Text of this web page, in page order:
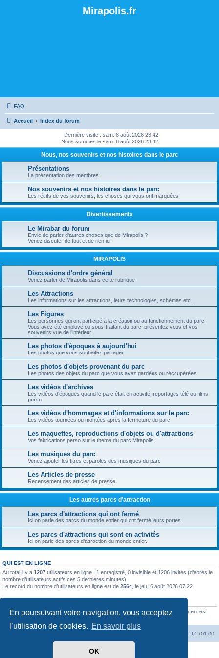
En poursuivant votre navigation, vous acceptez
l’utilisation de cookies. En savoir plus
OK
Mirapolis.fr
FAQ
Accueil Index du forum
Dernière visite : sam. 8 août 2026 23:42
Nous sommes le sam. 8 août 2026 23:42
Nous, nos souvenirs et nos histoires dans le parc
Présentations
La présentation des membres
Nos souvenirs et nos histoires dans le parc
Les récits de vos souvenirs, les choses qui vous ont marquées
Divertissements
Le Mirabar du forum
Envie de parler d'autres choses que de Mirapolis ?
Venez discuter de tout et de rien ici.
MIRAPOLIS
Discussions d'ordre général
Venez parler de Mirapolis dans cette rubrique
Les Attractions
Les informations sur les attractions, leurs technologies, schémas etc...
Les Figures
Les personnes qui ont participé à la création ou au fonctionnement du parc.
Vous avez été employé ou sous-traitant du parc, présentez vous et vos
souvenirs vue de l’intérieur.
Les photos d'époques à aujourd'hui
Les photos que vous souhaitez partager
Les photos d'objets provenant du parc
Les photos des objets du parc que vous avez gardées ou réccupérées
Les vidéos d'archives
Les vidéos d'époques quand le parc était en activité, reportages télé ou films
perso
Les vidéos d'hommages et d'informations sur le parc
Les vidéos tournées ou montées après la fermeture du parc
Les maquettes, reproductions d'objets ou d'attractions
Vos fabrications perso sur le thème du parc Mirapolis
Les musiques du parc
Venez ajouter les titres et paroles des musiques du parc
Les Articles de presse
Recensement des articles de presse.
Les autres parcs d'attraction
Les parcs d'attractions qui ont fermé
Ici on parle des parcs du monde entier qui ont fermé leurs portes
Les parcs d'attractions qui sont en activités
Ici on parle des parcs d'attraction du monde entier.
QUI EST EN LIGNE
Au total il y a 1207 utilisateurs en ligne : 1 enregistré, 0 invisible et 1206 invités (d’après le
nombre d’utilisateurs actifs ces 5 dernières minutes)
Le record du nombre d’utilisateurs en ligne est de 2564 , le jeu. 6 août 2026 07:22
2521messages •423sujets •154membres • Le membre enregistré le plus récent est
Noé-Megel
UTC+01:00
phpBB ® Forum Software © phpBB Limited